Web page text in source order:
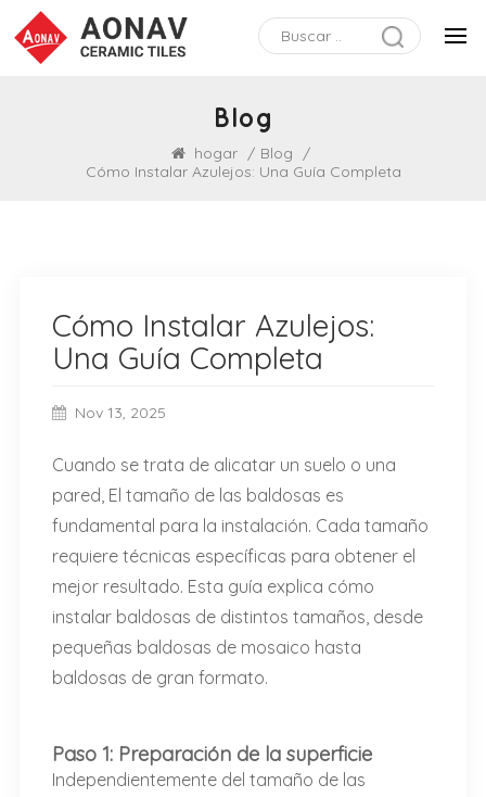
Blog
hogar / Blog
/
Cómo Instalar Azulejos: Una Guía Completa
Cómo Instalar Azulejos:
Una Guía Completa
Nov 13, 2025
Cuando se trata de alicatar un suelo o una
pared, El tamaño de las baldosas es
fundamental para la instalación. Cada tamaño
requiere técnicas específicas para obtener el
mejor resultado. Esta guía explica cómo
instalar baldosas de distintos tamaños, desde
pequeñas baldosas de mosaico hasta
baldosas de gran formato.
Paso 1: Preparación de la superficie
Independientemente del tamaño de las